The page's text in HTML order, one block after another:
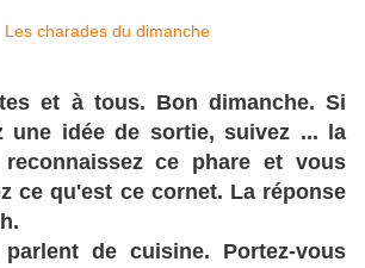
et à tous. Bon dimanche. Si
une idée de sortie, suivez ... la
ce phare et vous
ce qu'est ce cornet. La réponse
de cuisine. Portez-vous